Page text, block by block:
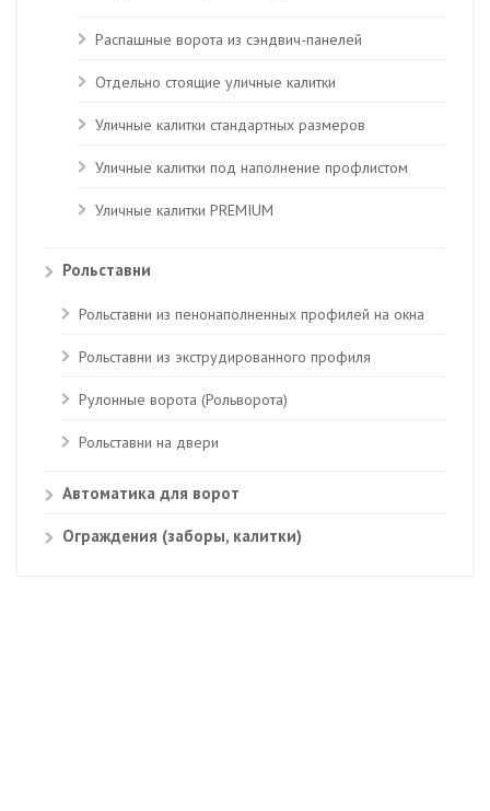
Распашные ворота из сэндвич-панелей
Отдельно стоящие уличные калитки
Уличные калитки стандартных размеров
Уличные калитки под наполнение профлистом
Уличные калитки PREMIUM
Рольставни
Рольставни из пенонаполненных профилей на окна
Рольставни из экструдированного профиля
Рулонные ворота (Рольворота)
Рольставни на двери
Автоматика для ворот
Ограждения (заборы, калитки)